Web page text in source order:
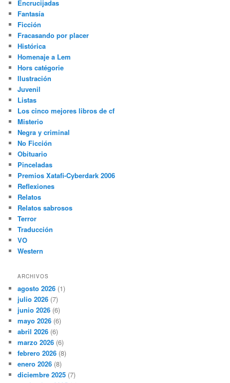
Encrucijadas
Fantasía
Ficción
Fracasando por placer
Histórica
Homenaje a Lem
Hors catégorie
Ilustración
Juvenil
Listas
Los cinco mejores libros de cf
Misterio
Negra y criminal
No Ficción
Obituario
Pinceladas
Premios Xatafi-Cyberdark 2006
Reflexiones
Relatos
Relatos sabrosos
Terror
Traducción
VO
Western
ARCHIVOS
agosto 2026 (1)
julio 2026 (7)
junio 2026 (6)
mayo 2026 (6)
abril 2026 (6)
marzo 2026 (6)
febrero 2026 (8)
enero 2026 (8)
diciembre 2025 (7)